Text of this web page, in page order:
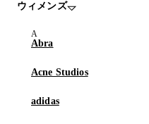
ウィメンズ
Abra
Acne Studios
adidas